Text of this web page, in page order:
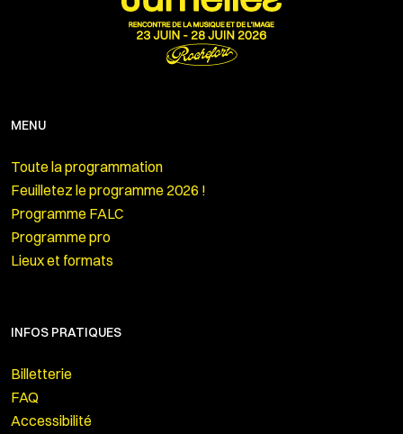
MENU
Toute la programmation
Feuilletez le programme 2026 !
Programme FALC
Programme pro
Lieux et formats
INFOS PRATIQUES
Billetterie
FAQ
Accessibilité